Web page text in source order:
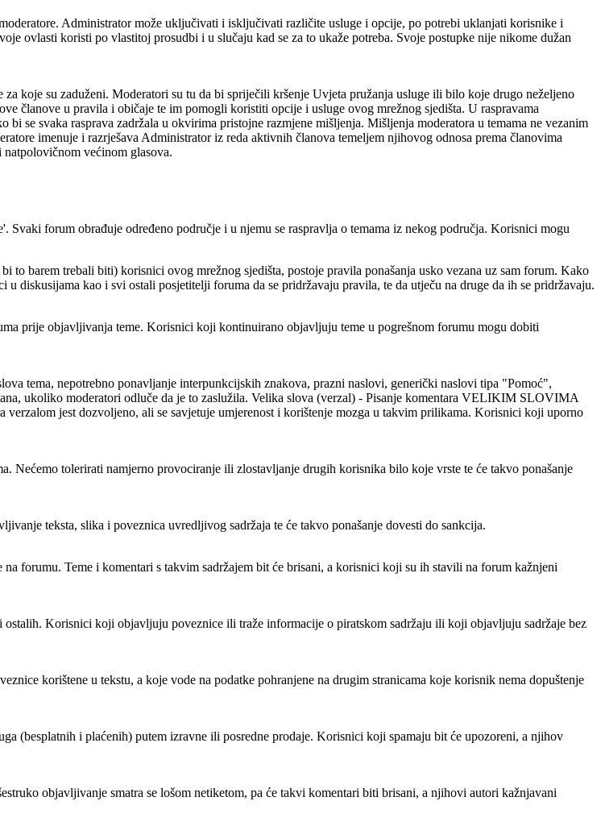
Administrator može uključivati i isključivati različite usluge i opcije, po potrebi uklanjati korisnike i
ovlasti koristi po vlastitoj prosudbi i u slučaju kad se za to ukaže potreba. Svoje postupke nije nikome dužan
koje su zaduženi. Moderatori su tu da bi spriječili kršenje Uvjeta pružanja usluge ili bilo koje drugo neželjeno
članove u pravila i običaje te im pomogli koristiti opcije i usluge ovog mrežnog sjedišta. U raspravama
se svaka rasprava zadržala u okvirima pristojne razmjene mišljenja. Mišljenja moderatora u temama ne vezanim
imenuje i razrješava Administrator iz reda aktivnih članova temeljem njihovog odnosa prema članovima
većinom glasova.
forum obrađuje određeno područje i u njemu se raspravlja o temama iz nekog područja. Korisnici mogu
barem trebali biti) korisnici ovog mrežnog sjedišta, postoje pravila ponašanja usko vezana uz sam forum. Kako
diskusijama kao i svi ostali posjetitelji foruma da se pridržavaju pravila, te da utječu na druge da ih se pridržavaju.
prije objavljivanja teme. Korisnici koji kontinuirano objavljuju teme u pogrešnom forumu mogu dobiti
tema, nepotrebno ponavljanje interpunkcijskih znakova, prazni naslovi, generički naslovi tipa "Pomoć",
ukoliko moderatori odluče da je to zaslužila. Velika slova (verzal) - Pisanje komentara VELIKIM SLOVIMA
jest dozvoljeno, ali se savjetuje umjerenost i korištenje mozga u takvim prilikama. Korisnici koji uporno
tolerirati namjerno provociranje ili zlostavljanje drugih korisnika bilo koje vrste te će takvo ponašanje
teksta, slika i poveznica uvredljivog sadržaja te će takvo ponašanje dovesti do sankcija.
forumu. Teme i komentari s takvim sadržajem bit će brisani, a korisnici koji su ih stavili na forum kažnjeni
Korisnici koji objavljuju poveznice ili traže informacije o piratskom sadržaju ili koji objavljuju sadržaje bez
korištene u tekstu, a koje vode na podatke pohranjene na drugim stranicama koje korisnik nema dopuštenje
(besplatnih i plaćenih) putem izravne ili posredne prodaje. Korisnici koji spamaju bit će upozoreni, a njihov
objavljivanje smatra se lošom netiketom, pa će takvi komentari biti brisani, a njihovi autori kažnjavani